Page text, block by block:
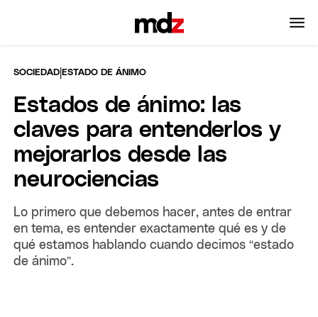
SOCIEDAD |ESTADO DE ÁNIMO
Estados de ánimo: las
claves para entenderlos y
mejorarlos desde las
neurociencias
Lo primero que debemos hacer, antes de entrar
en tema, es entender exactamente qué es y de
qué estamos hablando cuando decimos “estado
de ánimo”.